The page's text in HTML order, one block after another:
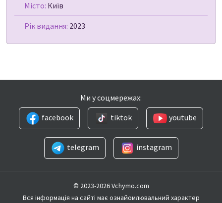
Місто: Київ
Рік видання: 2023
Ми у соцмережах:
facebook
tiktok youtube
telegram instagram
© 2023-2026 Vchymo.com
Вся інформація на сайті має ознайомлювальний характер